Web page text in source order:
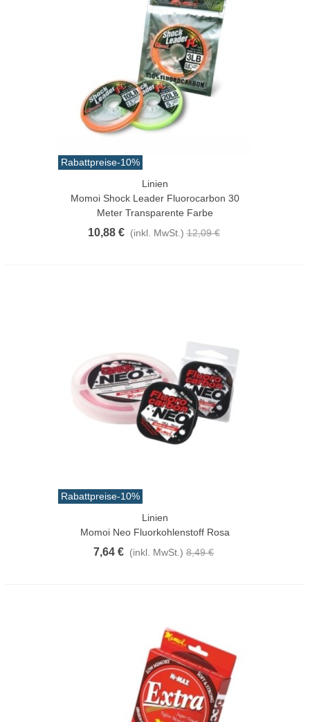
Rabattpreise-10%
Linien
Momoi Shock Leader Fluorocarbon 30
Meter Transparente Farbe
10,88 € (inkl. MwSt.) 12,09 €
Rabattpreise-10%
Linien
Momoi Neo Fluorkohlenstoff Rosa
7,64 € (inkl. MwSt.) 8,49 €